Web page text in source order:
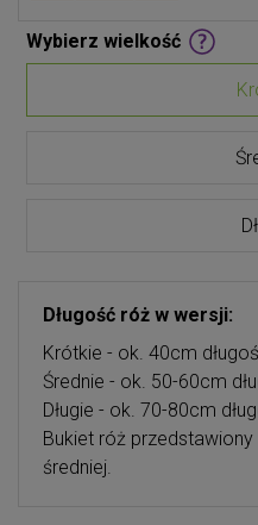
Wybierz wielkość
Długość róż w wersji:
Krótkie - ok. 40cm
Średnie - ok. 50-60cm
Długie - ok. 70-80cm
Bukiet róż
średniej.